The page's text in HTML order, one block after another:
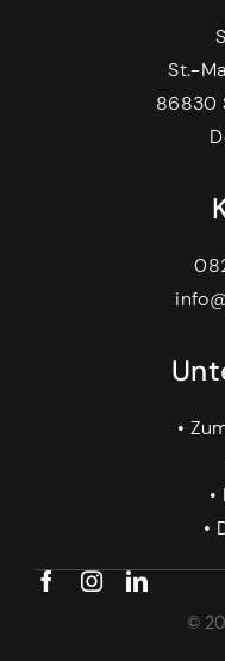
©
St.-
86830
•
•
•